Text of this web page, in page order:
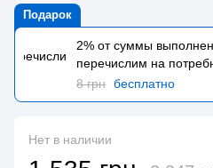
Подарок
2% от суммы
перечислим на
8 грн бесплатно
Нет в наличии